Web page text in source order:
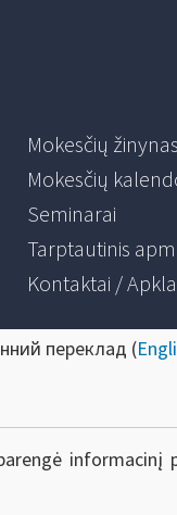
Mokesčių žinynas
Mokesčių
Seminarai
Tarptautinis
Kontaktai /
переклад (
informacinį